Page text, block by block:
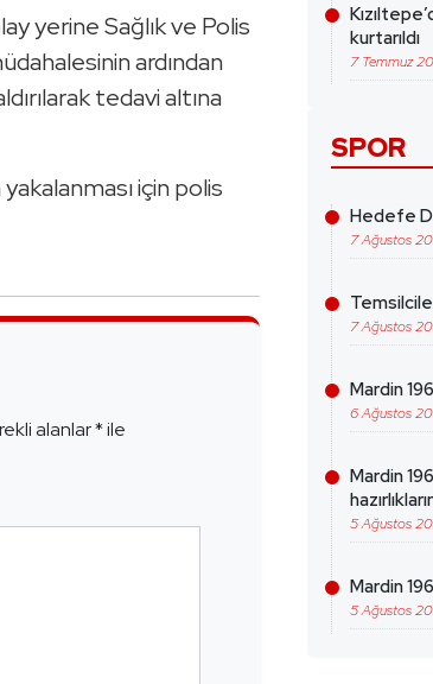
yerine Sağlık ve Polis
ardından
tedavi altına
yakalanması için polis
alanlar*ile
kurtarıldı
7 Temmuz
SPOR
Hedefe
7 Ağustos
7 Ağustos
Mardin
6 Ağustos
Mardin
5 Ağustos
Mardin
5 Ağustos